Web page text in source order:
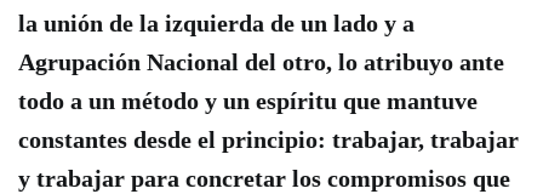
la unión de la izquierda de un lado y a
Agrupación Nacional del otro, lo atribuyo ante
todo a un método y un espíritu que mantuve
constantes desde el principio: trabajar, trabajar
y trabajar para concretar los compromisos que